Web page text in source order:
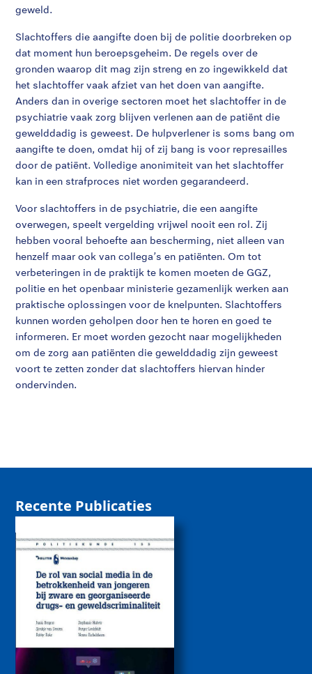
geweld.
Slachtoffers die aangifte doen bij de politie doorbreken op
dat moment hun beroepsgeheim. De regels over de
gronden waarop dit mag zijn streng en zo ingewikkeld dat
het slachtoffer vaak afziet van het doen van aangifte.
Anders dan in overige sectoren moet het slachtoffer in de
psychiatrie vaak zorg blijven verlenen aan de patiënt die
gewelddadig is geweest. De hulpverlener is soms bang om
aangifte te doen, omdat hij of zij bang is voor represailles
door de patiënt. Volledige anonimiteit van het slachtoffer
kan in een strafproces niet worden gegarandeerd.
Voor slachtoffers in de psychiatrie, die een aangifte
overwegen, speelt vergelding vrijwel nooit een rol. Zij
hebben vooral behoefte aan bescherming, niet alleen van
henzelf maar ook van collega’s en patiënten. Om tot
verbeteringen in de praktijk te komen moeten de GGZ,
politie en het openbaar ministerie gezamenlijk werken aan
praktische oplossingen voor de knelpunten. Slachtoffers
kunnen worden geholpen door hen te horen en goed te
informeren. Er moet worden gezocht naar mogelijkheden
om de zorg aan patiënten die gewelddadig zijn geweest
voort te zetten zonder dat slachtoffers hiervan hinder
ondervinden.
Recente Publicaties
De rol van sociale
media bij de
betrokkenheid van
jongeren bij zware
drugs- en
geweldscriminaliteit